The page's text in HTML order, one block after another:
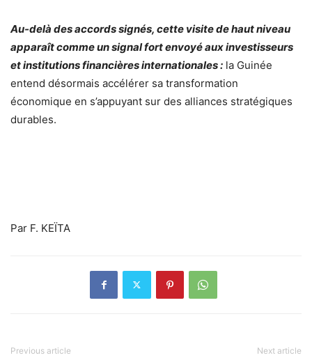
Au-delà des accords signés, cette visite de haut niveau
apparaît comme un signal fort envoyé aux investisseurs
et institutions financières internationales : la Guinée
entend désormais accélérer sa transformation
économique en s’appuyant sur des alliances stratégiques
durables.
Par F. KEÏTA
Previous article Next article